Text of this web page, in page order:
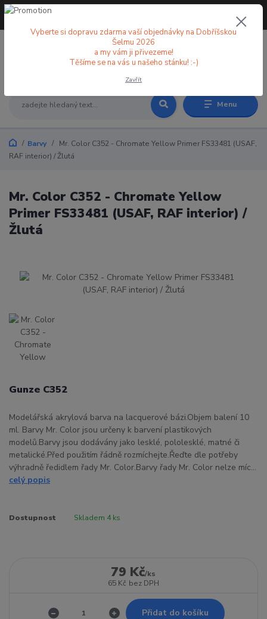
Menu
+420 773 998 582
Barvy
Mr. Color C352 - Chromate Yellow Primer FS33481 (USAF,
RAF interior) / Žlutá
Mr. Color C352 - Chromate Yellow
Primer FS33481 (USAF, RAF interior) /
Žlutá
Gunze C352
Modelářská akrylová barva na lacquerové bázi.Objem balení 10
ml. Barvy Mr. Color jsou určeny k barvení plastikových
modelů.Barvy jsou dodávány jako lesklé, pololesklé, matné či
metalické.Před použitím řádně rozmíchejte.Řeďte dle potřeby
výhradně ředidlem řady Mr. Color.Barvy řady Mr. Color nelze míc...
celý popis
Dostupnost Skladem 4 ks
79 Kč/ks
65 Kč bez DPH
Přidat do košíku
Vyberte si dopravu zdarma vaší objednávky na Dobříšskou
Šelmu 2026
a my vám ji přivezeme!
Těšíme se na vás u našeho stánku! :-)
Zavřít